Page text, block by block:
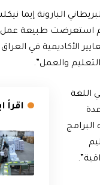
البارونة
ثم استعرضت طبيعة
الأكاديمية في
والعمل”.
اقرأ
اللغة